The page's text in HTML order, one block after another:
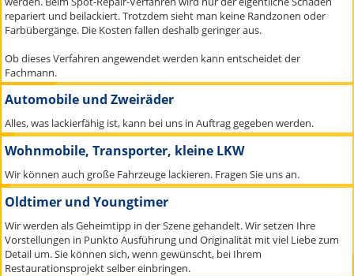
repariert und beilackiert. Trotzdem sieht man keine Randzonen oder
Farbübergänge. Die Kosten fallen deshalb geringer aus.
Ob dieses Verfahren angewendet werden kann entscheidet der
Fachmann.
Automobile und Zweiräder
Alles, was lackierfähig ist, kann bei uns in Auftrag gegeben werden.
Wohnmobile, Transporter, kleine LKW
Wir können auch große Fahrzeuge lackieren. Fragen Sie uns an.
Oldtimer und Youngtimer
Wir werden als Geheimtipp in der Szene gehandelt. Wir setzen Ihre
Vorstellungen in Punkto Ausführung und Originalität mit viel Liebe zum
Detail um. Sie können sich, wenn gewünscht, bei Ihrem
Restaurationsprojekt selber einbringen.